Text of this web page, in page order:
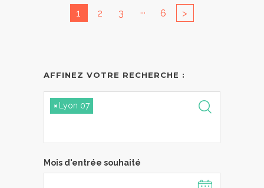
1 2 3 ... 6 >
AFFINEZ VOTRE RECHERCHE :
× Lyon 07
Mois d'entrée souhaité